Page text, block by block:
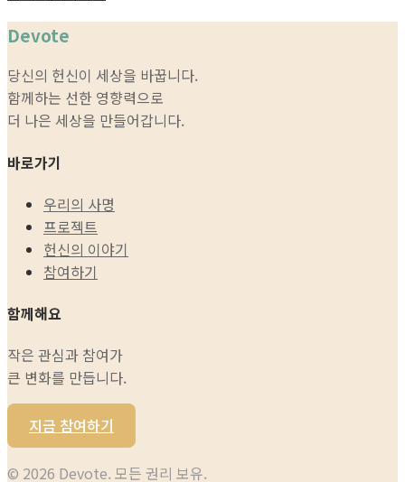
Devote
당신의 헌신이 세상을 바꿉니다.
함께하는 선한 영향력으로
더 나은 세상을 만들어갑니다.
바로가기
우리의 사명
프로젝트
헌신의 이야기
참여하기
함께해요
작은 관심과 참여가
큰 변화를 만듭니다.
지금 참여하기
© 2026 Devote. 모든 권리 보유.